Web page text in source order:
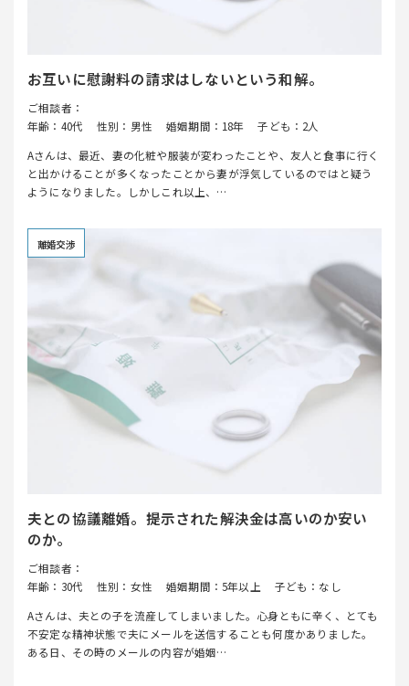
お互いに慰謝料の請求はしないという和解。
ご相談者：
年齢：40代
性別：男性 婚姻期間：18年
子ども：2人
Aさんは、最近、妻の化粧や服装が変わったことや、友人と食事に行く
と出かけることが多くなったことから妻が浮気しているのではと疑う
ようになりました。しかしこれ以上、…
離婚交渉
夫との協議離婚。提示された解決金は高いのか安い
のか。
ご相談者：
年齢：30代
性別：女性 婚姻期間：5年以上
子ども：なし
Aさんは、夫との子を流産してしまいました。心身ともに辛く、とても
不安定な精神状態で夫にメールを送信することも何度かありました。
ある日、その時のメールの内容が婚姻…